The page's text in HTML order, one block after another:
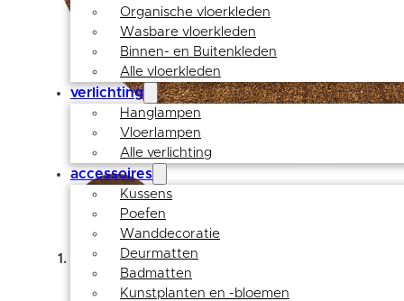
Organische vloerkleden
Wasbare vloerkleden
Binnen- en Buitenkleden
Alle vloerkleden
verlichting
Hanglampen
Vloerlampen
Alle verlichting
accessoires
Kussens
Poefen
Wanddecoratie
Deurmatten
Badmatten
Kunstplanten en -bloemen